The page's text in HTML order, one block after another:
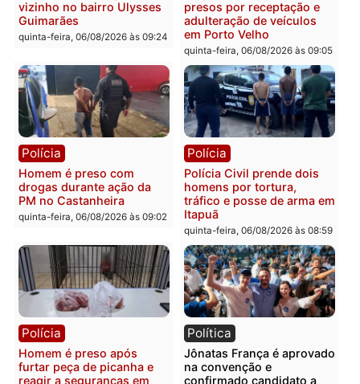
Homem é encontrado
morto em residência no
bairro Colina Park em RO
Polícia Militar apreende
explosivos e
durante patrulhamento
fluvial no Rio Madeira em
Porto Velho
sexta-feira, 07/08/2026 às
Polícia
Tragédia na BR-364:
carro deixa quatro mortos
em Porto Velho
quinta-feira, 06/08/2026 às 20:51
Política
Ministro Dias Tofolli , do
TSE, determina
e processamento da
que pode levar à perda
mandato da prefeita de
Pimenta Bueno
quinta-feira, 06/08/2026 às